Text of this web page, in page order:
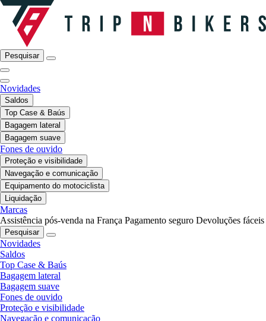
Pesquisar
Novidades
Saldos
Top Case & Baús
Bagagem lateral
Bagagem suave
Fones de ouvido
Proteção e visibilidade
Navegação e comunicação
Equipamento do motociclista
Liquidação
Marcas
Assistência pós-venda na França Pagamento seguro Devoluções fáceis
Pesquisar
Novidades
Saldos
Top Case & Baús
Bagagem lateral
Bagagem suave
Fones de ouvido
Proteção e visibilidade
Navegação e comunicação